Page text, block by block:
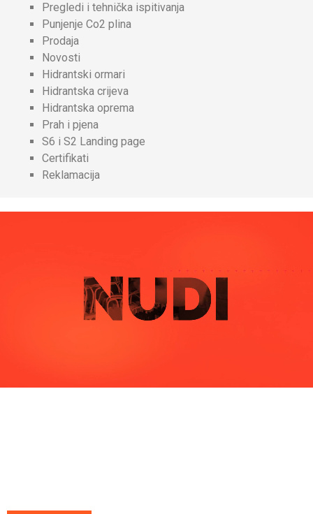
Pregledi i tehnička ispitivanja
Punjenje Co2 plina
Prodaja
Novosti
Hidrantski ormari
Hidrantska crijeva
Hidrantska oprema
Prah i pjena
S6 i S2 Landing page
Certifikati
Reklamacija